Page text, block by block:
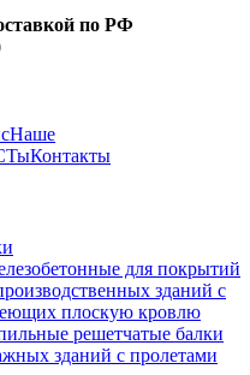
по РФ
Наше
Контакты
для покрытий
зданий с
плоскую кровлю
решетчатые балки
зданий с пролетами